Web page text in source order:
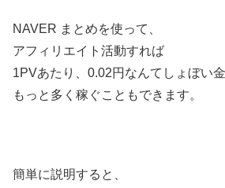
NAVER まとめを使って、
アフィリエイト活動すれば
1PVあたり、0.02円なんてしょぼい金
もっと多く稼ぐこともできます。
簡単に説明すると、